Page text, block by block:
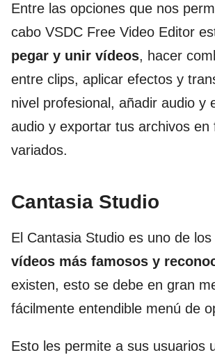
Entre las opciones que nos
cabo VSDC Free Video Editor
pegar y unir vídeos, hacer
entre clips, aplicar efectos y
nivel profesional, añadir audio y
audio y exportar tus archivos en
variados.
Cantasia Studio
El Cantasia Studio es uno de los
vídeos más famosos y
existen, esto se debe en gran
fácilmente entendible menú de
Esto les permite a sus usuarios